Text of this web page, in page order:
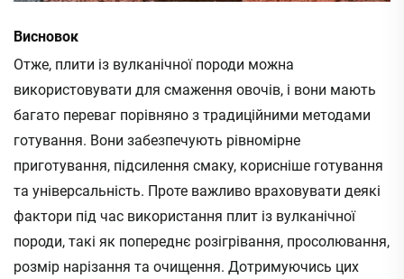
Висновок
Отже, плити із вулканічної породи можна
використовувати для смаження овочів, і вони мають
багато переваг порівняно з традиційними методами
готування. Вони забезпечують рівномірне
приготування, підсилення смаку, корисніше готування
та універсальність. Проте важливо враховувати деякі
фактори під час використання плит із вулканічної
породи, такі як попереднє розігрівання, просолювання,
розмір нарізання та очищення. Дотримуючись цих